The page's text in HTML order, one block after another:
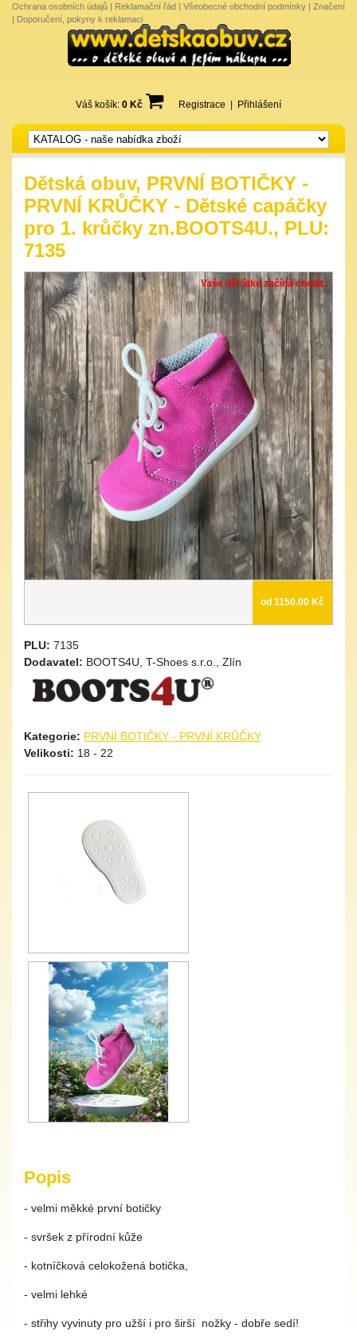
Ochrana osobních údajů | Reklamační řád | Všeobecné obchodní podmínky | Značení
| Doporučení, pokyny k reklamaci
Váš košík: 0 Kč Registrace Přihlášení
Dětská obuv, PRVNÍ BOTIČKY -
PRVNÍ KRŮČKY - Dětské capáčky
pro 1. krůčky zn.BOOTS4U., PLU:
7135
Vaše děťátko začíná chodit..
od 1150.00 Kč
PLU: 7135
Dodavatel: BOOTS4U, T-Shoes s.r.o., Zlín
Kategorie: PRVNÍ BOTIČKY - PRVNÍ KRŮČKY
Velikosti: 18 - 22
Popis
- velmi měkké první botičky
- svršek z přírodní kůže
- kotníčková celokožená botička,
- velmi lehké
- střihy vyvinuty pro užší i pro širší nožky - dobře sedí!